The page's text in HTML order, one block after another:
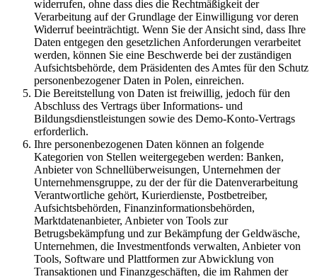
widerrufen, ohne dass dies die Rechtmäßigkeit der
Verarbeitung auf der Grundlage der Einwilligung vor deren
Widerruf beeinträchtigt. Wenn Sie der Ansicht sind, dass Ihre
Daten entgegen den gesetzlichen Anforderungen verarbeitet
werden, können Sie eine Beschwerde bei der zuständigen
Aufsichtsbehörde, dem Präsidenten des Amtes für den Schutz
personenbezogener Daten in Polen, einreichen.
Die Bereitstellung von Daten ist freiwillig, jedoch für den
Abschluss des Vertrags über Informations- und
Bildungsdienstleistungen sowie des Demo-Konto-Vertrags
erforderlich.
Ihre personenbezogenen Daten können an folgende
Kategorien von Stellen weitergegeben werden: Banken,
Anbieter von Schnellüberweisungen, Unternehmen der
Unternehmensgruppe, zu der der für die Datenverarbeitung
Verantwortliche gehört, Kurierdienste, Postbetreiber,
Aufsichtsbehörden, Finanzinformationsbehörden,
Marktdatenanbieter, Anbieter von Tools zur
Betrugsbekämpfung und zur Bekämpfung der Geldwäsche,
Unternehmen, die Investmentfonds verwalten, Anbieter von
Tools, Software und Plattformen zur Abwicklung von
Transaktionen und Finanzgeschäften, die im Rahmen der